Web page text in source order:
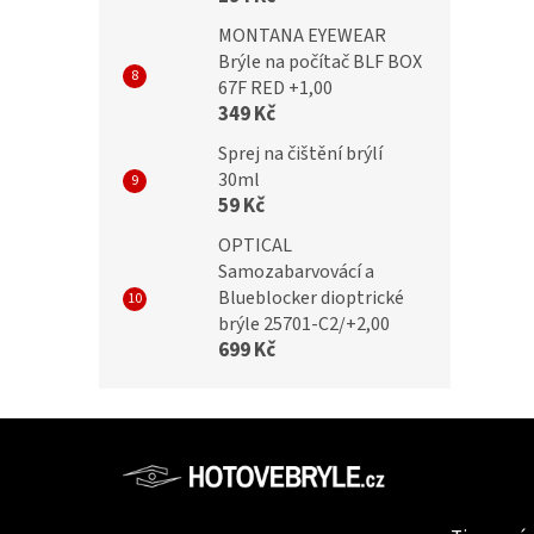
MONTANA EYEWEAR
Brýle na počítač BLF BOX
67F RED +1,00
349 Kč
Sprej na čištění brýlí
30ml
59 Kč
OPTICAL
Samozabarvovácí a
Blueblocker dioptrické
brýle 25701-C2/+2,00
699 Kč